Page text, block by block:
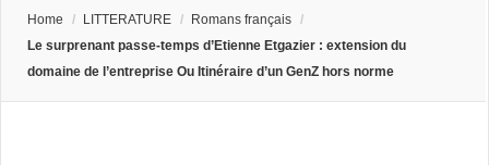
Home / LITTERATURE / Romans français /
Le surprenant passe-temps d’Etienne Etgazier : extension du
domaine de l’entreprise Ou Itinéraire d’un GenZ hors norme